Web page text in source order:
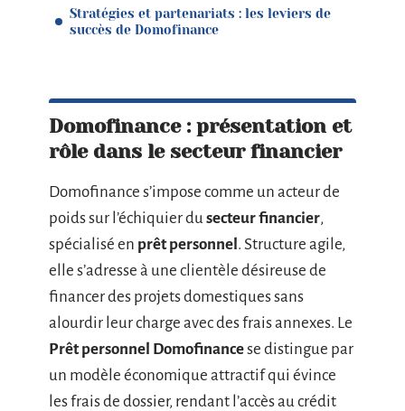
Stratégies et partenariats : les leviers de
succès de Domofinance
Domofinance : présentation et
rôle dans le secteur financier
Domofinance s’impose comme un acteur de
poids sur l’échiquier dusecteur financier,
spécialisé en prêt personnel. Structure agile,
elle s’adresse à une clientèle désireuse de
financer des projets domestiques sans
alourdir leur charge avec des frais annexes. Le
Prêt personnel Domofinancese distingue par
un modèle économique attractif qui évince
les frais de dossier, rendant l’accès au crédit